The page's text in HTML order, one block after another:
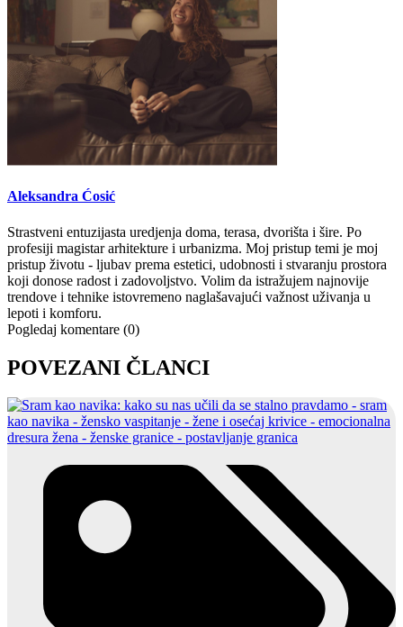
Aleksandra Ćosić
Strastveni entuzijasta uredjenja doma, terasa, dvorišta i šire. Po
profesiji magistar arhitekture i urbanizma. Moj pristup temi je moj
pristup životu - ljubav prema estetici, udobnosti i stvaranju prostora
koji donose radost i zadovoljstvo. Volim da istražujem najnovije
trendove i tehnike istovremeno naglašavajući važnost uživanja u
lepoti i komforu.
Pogledaj komentare (0)
POVEZANI ČLANCI